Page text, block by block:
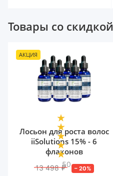
Товары со скидкой
АКЦИЯ
50
Лосьон для роста волос
iiSolutions 15% - 6
флаконов
13 498 ₽ – 20%